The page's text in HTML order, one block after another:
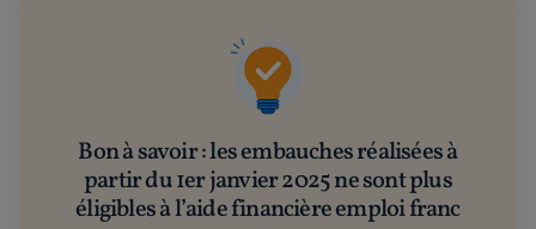
Bon à savoir : les embauches réalisées à
partir du 1er janvier 2025 ne sont plus
éligibles à l’aide financière emploi franc